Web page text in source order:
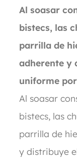
Al soasar
bistecs, las
parrilla de
adherente y
uniforme
Al soasar
bistecs, las
parrilla de
y distribuye